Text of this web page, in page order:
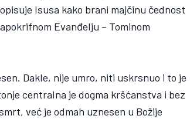
Isusa kako brani majčinu čednost
Evanđelju – Tominom
Dakle, nije umro, niti uskrsnuo i to je
centralna je dogma kršćanstva i bez
već je odmah uznesen u Božije